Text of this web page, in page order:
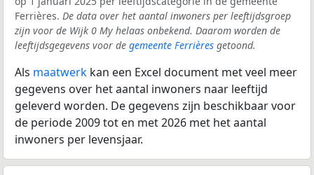
Ferrières. De data over het aantal inwoners per leeftijdsgroep
zijn voor de Wijk 0 My helaas onbekend. Daarom worden de
leeftijdsgegevens voor de gemeente Ferrières getoond.
Als maatwerk kan een Excel document met veel meer
gegevens over het aantal inwoners naar leeftijd
geleverd worden. De gegevens zijn beschikbaar voor
de periode 2009 tot en met 2026 met het aantal
inwoners per levensjaar.